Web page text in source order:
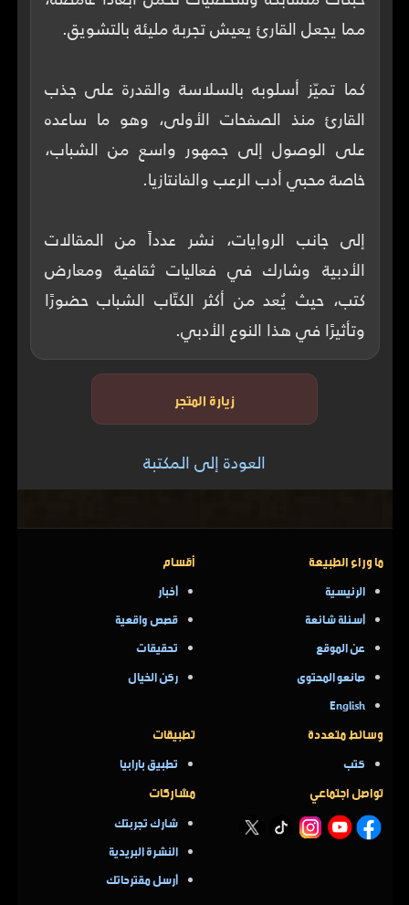
كما تميّز أسلوبه بالسلاسة والقدرة على جذب
القارئ منذ الصفحات الأولى، وهو ما ساعده
على الوصول إلى جمهور واسع من الشباب،
إلى جانب الروايات، نشر عدداً من المقالات
الأدبية وشارك في فعاليات ثقافية ومعارض
كتب، حيث يُعد من أكثر الكتّاب الشباب حضورًا
وتأثيرًا في هذا النوع الأدبي.
زيارة المتجر
العودة إلى المكتبة
ما وراء الطبيعة
الرئيسية
أسئلة شائعة
عن الموقع
صانعو المحتوى
English
أقسام
أخبار
قصص واقعية
تحقيقات
ركن الخيال
وسائط متعددة
كتب
تطبيقات
تطبيق بارابيا
تواصل اجتماعي مشاركات
شارك تجربتك
النشرة البريدية
أرسل مقترحاتك